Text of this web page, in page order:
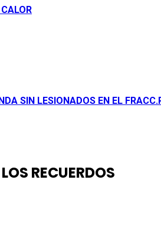
SIN LESIONADOS EN EL
RECUERDOS